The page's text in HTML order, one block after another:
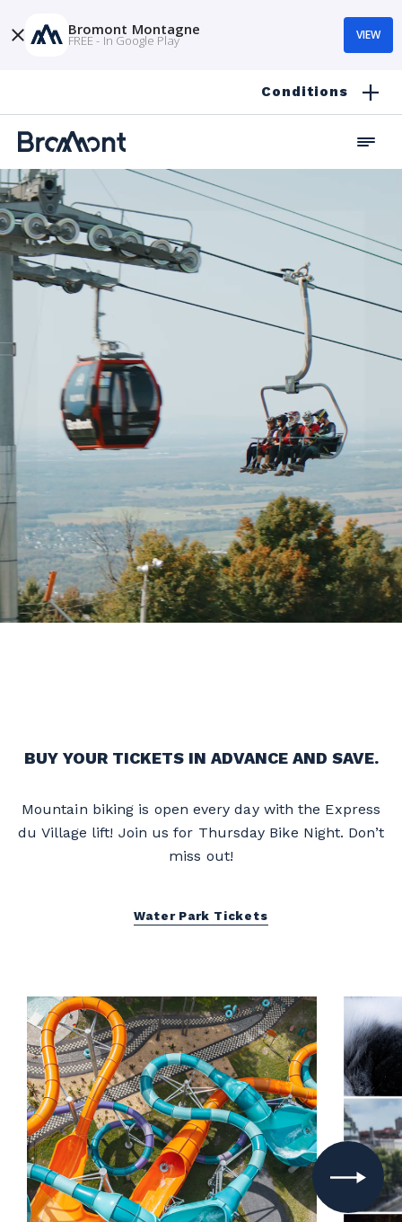
Conditions
BUY YOUR TICKETS IN ADVANCE AND SAVE.
Mountain biking is open every day with the Express
du Village lift! Join us for Thursday Bike Night. Don’t
miss out!
Water Park Tickets
Bromont Montagne
FREE - In Google Play VIEW